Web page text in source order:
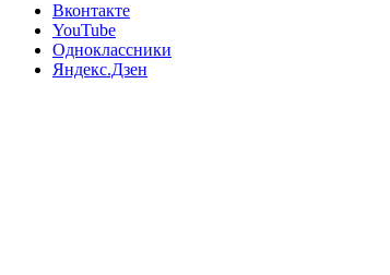
Вконтакте
YouTube
Одноклассники
Яндекс.Дзен